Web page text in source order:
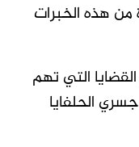
من هذه الخبرات
التي تهم
الحلفايا